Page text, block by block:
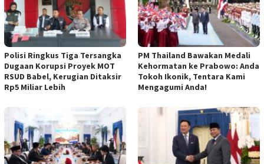
Polisi Ringkus Tiga Tersangka
Dugaan Korupsi Proyek MOT
RSUD Babel, Kerugian Ditaksir
Rp5 Miliar Lebih
PM Thailand Bawakan Medali
Kehormatan ke Prabowo: Anda
Tokoh Ikonik, Tentara Kami
Mengagumi Anda!